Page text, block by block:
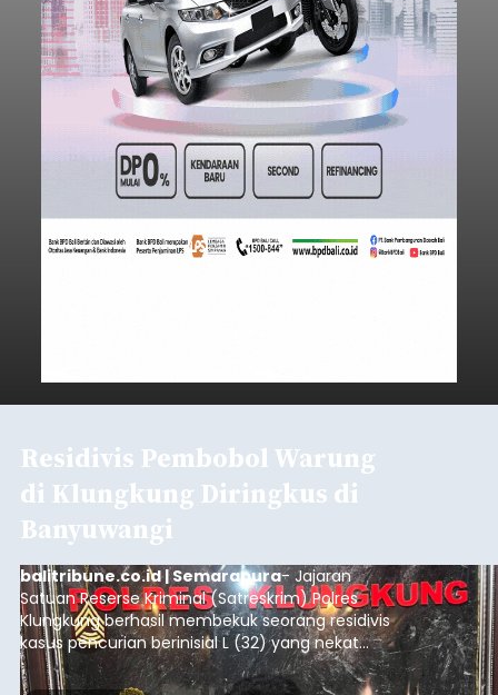
Residivis Pembobol Warung
di Klungkung Diringkus di
Banyuwangi
balitribune.co.id | Semarapura- Jajaran
Satuan Reserse Kriminal (Satreskrim) Polres
Klungkung berhasil membekuk seorang residivis
kasus pencurian berinisial L (32) yang nekat
membobol warung milik warga di Jalan Galang
Sanja, Dusun Kanginan, Desa Paksebali,